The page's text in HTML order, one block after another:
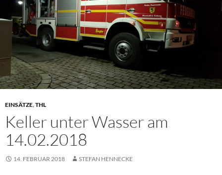
EINSÄTZE,THL
Keller unter Wasser am
14.02.2018
14. FEBRUAR 2018 STEFAN HENNECKE